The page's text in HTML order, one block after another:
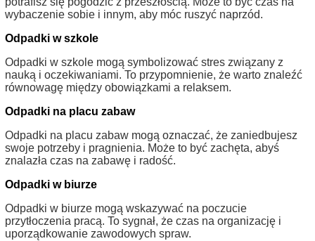
wybaczenie sobie i innym, aby móc ruszyć naprzód.
Odpadki w szkole
Odpadki w szkole mogą symbolizować stres związany z
nauką i oczekiwaniami. To przypomnienie, że warto znaleźć
równowagę między obowiązkami a relaksem.
Odpadki na placu zabaw
Odpadki na placu zabaw mogą oznaczać, że zaniedbujesz
swoje potrzeby i pragnienia. Może to być zachęta, abyś
znalazła czas na zabawę i radość.
Odpadki w biurze
Odpadki w biurze mogą wskazywać na poczucie
przytłoczenia pracą. To sygnał, że czas na organizację i
uporządkowanie zawodowych spraw.